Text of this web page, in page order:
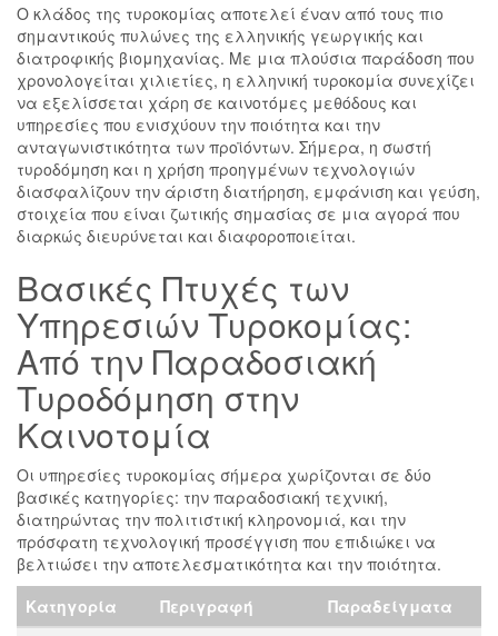
Ο κλάδος της τυροκομίας αποτελεί έναν από τους πιο
σημαντικούς πυλώνες της ελληνικής γεωργικής και
διατροφικής βιομηχανίας. Με μια πλούσια παράδοση που
χρονολογείται χιλιετίες, η ελληνική τυροκομία συνεχίζει
να εξελίσσεται χάρη σε καινοτόμες μεθόδους και
υπηρεσίες που ενισχύουν την ποιότητα και την
ανταγωνιστικότητα των προϊόντων. Σήμερα, η σωστή
τυροδόμηση και η χρήση προηγμένων τεχνολογιών
διασφαλίζουν την άριστη διατήρηση, εμφάνιση και γεύση,
στοιχεία που είναι ζωτικής σημασίας σε μια αγορά που
διαρκώς διευρύνεται και διαφοροποιείται.
Βασικές Πτυχές των
Υπηρεσιών Τυροκομίας:
Από την Παραδοσιακή
Τυροδόμηση στην
Καινοτομία
Οι υπηρεσίες τυροκομίας σήμερα χωρίζονται σε δύο
βασικές κατηγορίες: την παραδοσιακή τεχνική,
διατηρώντας την πολιτιστική κληρονομιά, και την
πρόσφατη τεχνολογική προσέγγιση που επιδιώκει να
βελτιώσει την αποτελεσματικότητα και την ποιότητα.
Κατηγορία
Περιγραφή
Παραδείγματα